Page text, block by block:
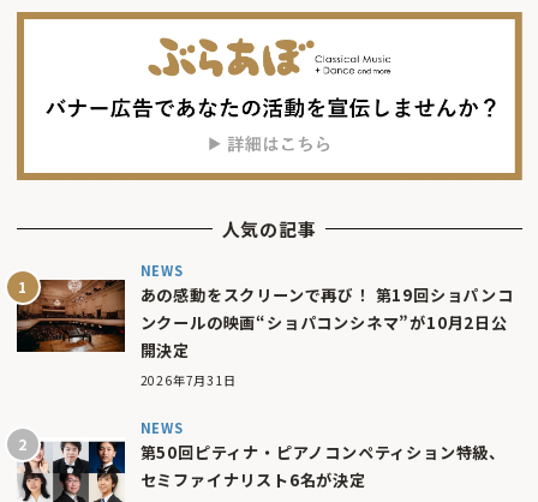
人気の記事
NEWS
あの感動をスクリーンで再び！ 第19回ショパンコ
ンクールの映画“ショパコンシネマ”が10月2日公
開決定
2026年7月31日
NEWS
第50回ピティナ・ピアノコンペティション特級、
セミファイナリスト6名が決定